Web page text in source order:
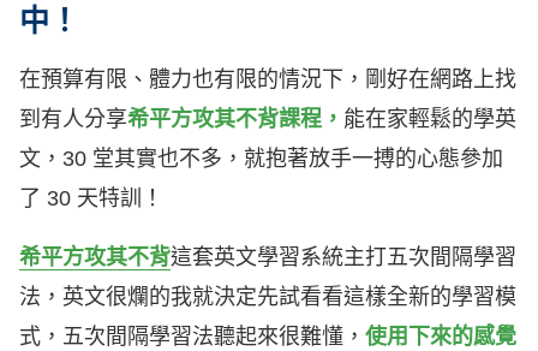
中！
在預算有限、體力也有限的情況下，剛好在網路上找
到有人分享希平方攻其不背課程， 能在家輕鬆的學英
文，30 堂其實也不多，就抱著放手一搏的心態參加
了 30 天特訓！
希平方攻其不背這套英文學習系統主打五次間隔學習
法，英文很爛的我就決定先試看看這樣全新的學習模
式，五次間隔學習法聽起來很難懂， 使用下來的感覺